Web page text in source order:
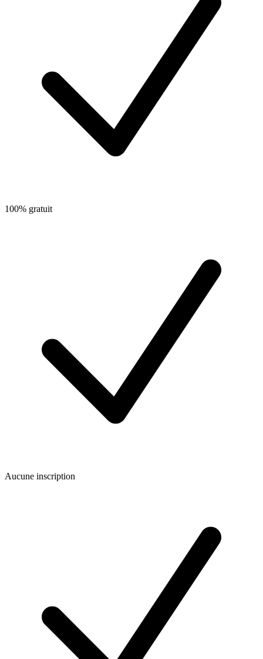
100% gratuit
Aucune inscription